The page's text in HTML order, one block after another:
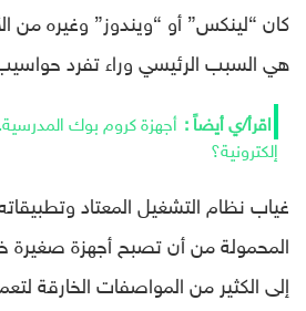
كان “لينكس” أو “ويندوز” وغيره من
هي السبب الرئيسي وراء تفرد
أجهزة كروم بوك
إلكترونية؟
غياب نظام التشغيل المعتاد
المحمولة من أن تصبح أجهزة صغيرة
إلى الكثير من المواصفات الخارقة